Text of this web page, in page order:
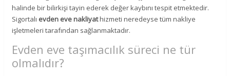
halinde bir bilirkişi tayin ederek değer kaybını tespit etmektedir.
Sigortalı evden eve nakliyathizmeti neredeyse tüm nakliye
işletmeleri tarafından sağlanmaktadır.
Evden eve taşımacılık süreci ne tür
olmalıdır?